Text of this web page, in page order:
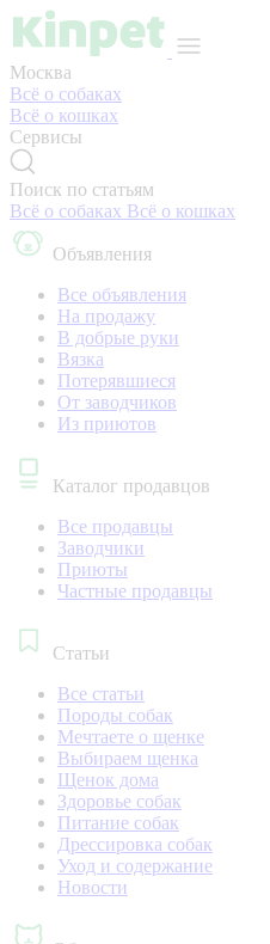
Москва
Всё о собаках
Всё о кошках
Сервисы
Поиск по статьям
Всё о собаках Всё о кошках
Объявления
Все объявления
На продажу
В добрые руки
Вязка
Потерявшиеся
От заводчиков
Из приютов
Каталог продавцов
Все продавцы
Заводчики
Приюты
Частные продавцы
Статьи
Все статьи
Породы собак
Мечтаете о щенке
Выбираем щенка
Щенок дома
Здоровье собак
Питание собак
Дрессировка собак
Уход и содержание
Новости